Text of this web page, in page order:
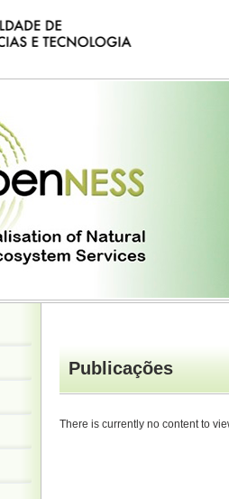
Publicações
There is currently no content to